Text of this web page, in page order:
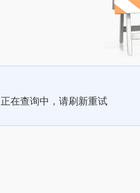
正在查询中，请刷新重试